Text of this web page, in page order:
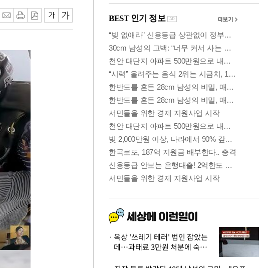
옥상 '쓰레기 테러' 범인 잡았는
데…과태료 3만원 처분에 숙박업